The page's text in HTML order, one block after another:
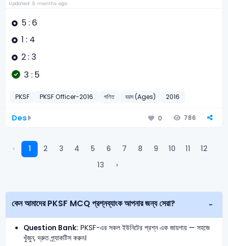
Updated: 6 months ago
5 : 6
1 : 4
2 : 3
3 : 5
PKSF PKSF Officer-2016 গণিত বয়স (Ages) 2016
Des 0 786
‹ 1 2 3 4 5 6 7 8 9 10 11
12
13
›
কেন আমাদের PKSF MCQ প্রশ্নব্যাংক আপনার জন্য সেরা?
Question Bank: PKSF-এর সকল ইউনিটের প্রশ্ন এক জায়গায় — সহজে
খুঁজুন, দ্রুত প্র্যাকটিস করুন।